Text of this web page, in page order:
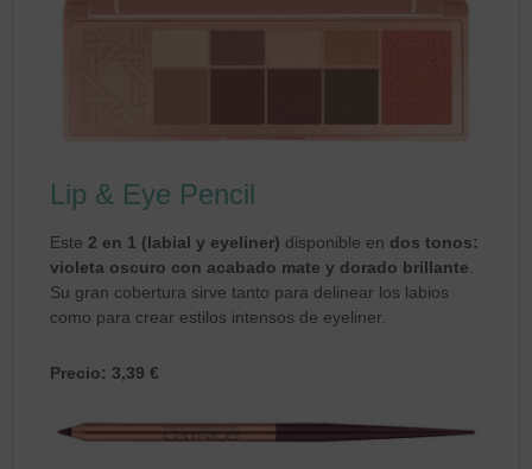
Lip & Eye Pencil
Este 2 en 1 (labial y eyeliner) disponible en dos tonos:
violeta oscuro con acabado mate y dorado brillante
Su gran cobertura sirve tanto para delinear los labios
como para crear estilos intensos de eyeliner.
Precio: 3,39 €